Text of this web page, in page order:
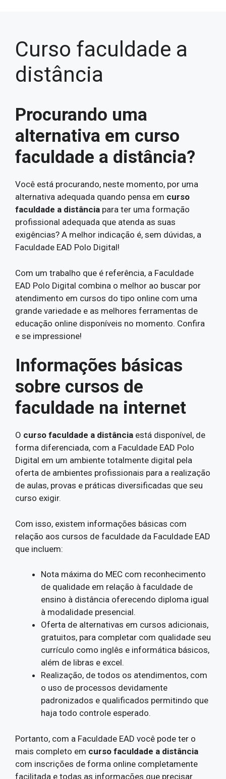
Curso faculdade a
distância
Procurando uma
alternativa em curso
faculdade a distância?
Você está procurando, neste momento, por uma
alternativa adequada quando pensa em curso
faculdade a distância para ter uma formação
profissional adequada que atenda as suas
exigências? A melhor indicação é, sem dúvidas, a
Faculdade EAD Polo Digital!
Com um trabalho que é referência, a Faculdade
EAD Polo Digital combina o melhor ao buscar por
atendimento em cursos do tipo online com uma
grande variedade e as melhores ferramentas de
educação online disponíveis no momento. Confira
e se impressione!
Informações básicas
sobre cursos de
faculdade na internet
O curso faculdade a distância está disponível, de
forma diferenciada, com a Faculdade EAD Polo
Digital em um ambiente totalmente digital pela
oferta de ambientes profissionais para a realização
de aulas, provas e práticas diversificadas que seu
curso exigir.
Com isso, existem informações básicas com
relação aos cursos de faculdade da Faculdade EAD
que incluem:
Nota máxima do MEC com reconhecimento
de qualidade em relação à faculdade de
ensino à distância oferecendo diploma igual
à modalidade presencial.
Oferta de alternativas em cursos adicionais,
gratuitos, para completar com qualidade seu
currículo como inglês e informática básicos,
além de libras e excel.
Realização, de todos os atendimentos, com
o uso de processos devidamente
padronizados e qualificados permitindo que
haja todo controle esperado.
Portanto, com a Faculdade EAD você pode ter o
mais completo em curso faculdade a distância
com inscrições de forma online completamente
facilitada e todas as informações que precisar